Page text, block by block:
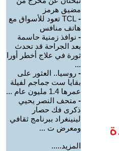
مضيق هرمز
-
TCL تعود للأسواق مع
هاتف منافس
- نوافذ زمنية حاسمة
بعد الجراحة قد تحدث
ثورة في علاج أخطر أورا
...
- روسيا.. العثور على
بقايا ست جماجم لفيلة
عمرها 1.4 مليون عام ...
- متحف النصر يحيي
ذكرى فك حصار
لينينغراد ببرنامج ثقافي
ومعرض ت ...
المزيد.....